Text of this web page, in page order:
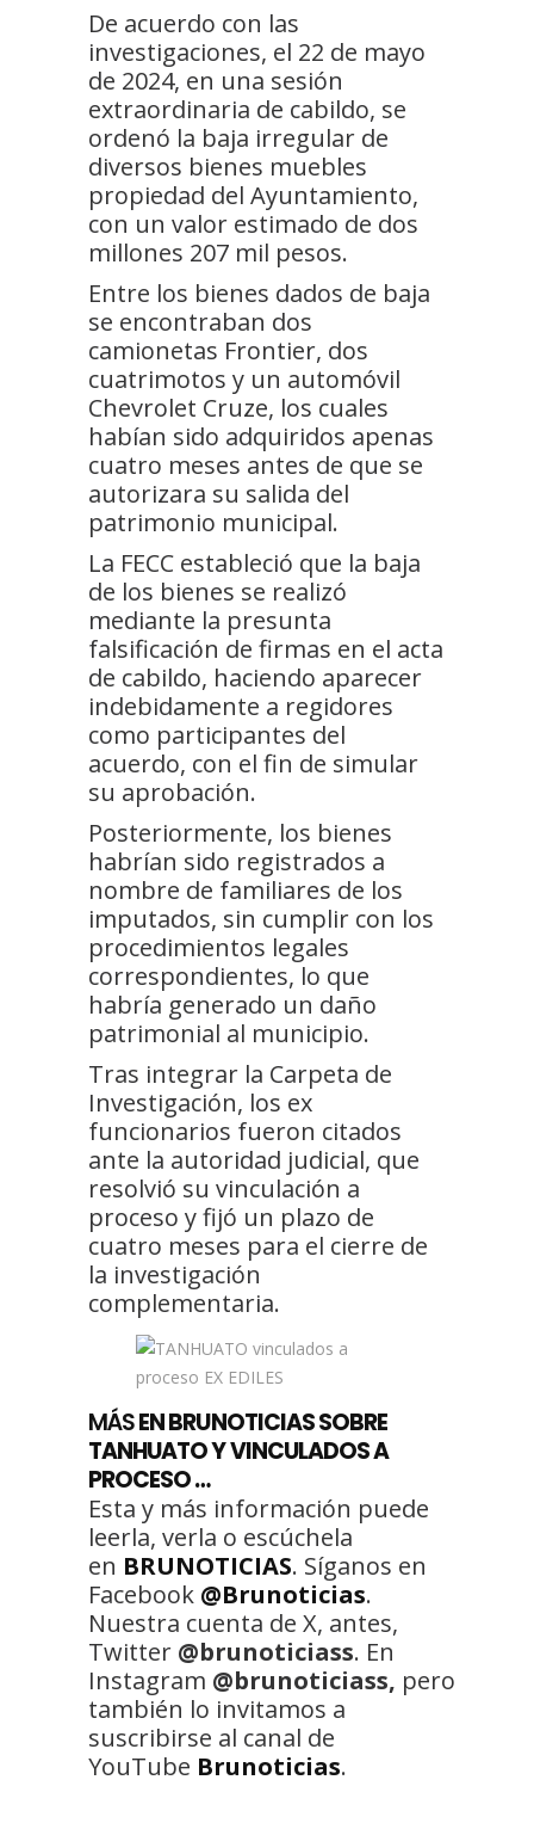
De acuerdo con las
investigaciones, el 22 de mayo
de 2024, en una sesión
extraordinaria de cabildo, se
ordenó la baja irregular de
diversos bienes muebles
propiedad del Ayuntamiento,
con un valor estimado de dos
millones 207 mil pesos.
Entre los bienes dados de baja
se encontraban dos
camionetas Frontier, dos
cuatrimotos y un automóvil
Chevrolet Cruze, los cuales
habían sido adquiridos apenas
cuatro meses antes de que se
autorizara su salida del
patrimonio municipal.
La FECC estableció que la baja
de los bienes se realizó
mediante la presunta
falsificación de firmas en el acta
de cabildo, haciendo aparecer
indebidamente a regidores
como participantes del
acuerdo, con el fin de simular
su aprobación.
Posteriormente, los bienes
habrían sido registrados a
nombre de familiares de los
imputados, sin cumplir con los
procedimientos legales
correspondientes, lo que
habría generado un daño
patrimonial al municipio.
Tras integrar la Carpeta de
Investigación, los ex
funcionarios fueron citados
ante la autoridad judicial, que
resolvió su vinculación a
proceso y fijó un plazo de
cuatro meses para el cierre de
la investigación
complementaria.
MÁSEN BRUNOTICIAS SOBRE
TANHUATO Y VINCULADOS A
PROCESO …
Esta y más información puede
leerla, verla o escúchela
en BRUNOTICIAS. Síganos en
Facebook @Brunoticias.
Nuestra cuenta de X, antes,
Twitter @brunoticiass. En
Instagram @brunoticiass, pero
también lo invitamos a
suscribirse al canal de
YouTube Brunoticias.